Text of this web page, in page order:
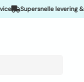
Supersnelle levering &